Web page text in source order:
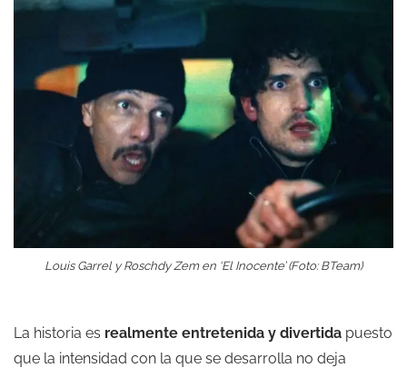
Louis Garrel y Roschdy Zem en ‘El Inocente’ (Foto: BTeam)
La historia es realmente entretenida y divertida puesto
que la intensidad con la que se desarrolla no deja